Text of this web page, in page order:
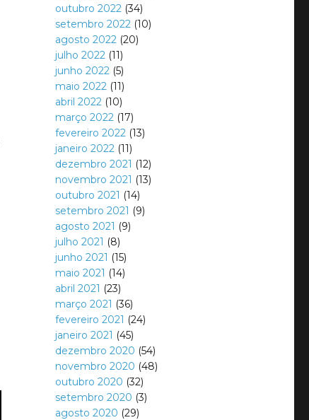
outubro 2022 (34)
setembro 2022 (10)
agosto 2022 (20)
julho 2022 (11)
junho 2022 (5)
maio 2022 (11)
abril 2022 (10)
março 2022 (17)
fevereiro 2022 (13)
janeiro 2022 (11)
dezembro 2021 (12)
novembro 2021 (13)
outubro 2021 (14)
setembro 2021 (9)
agosto 2021 (9)
julho 2021 (8)
junho 2021 (15)
maio 2021 (14)
abril 2021 (23)
março 2021 (36)
fevereiro 2021 (24)
janeiro 2021 (45)
dezembro 2020 (54)
novembro 2020 (48)
outubro 2020 (32)
setembro 2020 (3)
agosto 2020 (29)